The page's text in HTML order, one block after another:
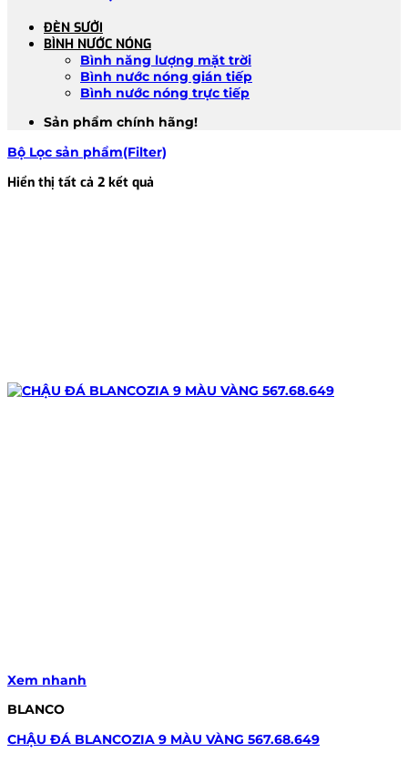
ĐÈN SƯỞI
BÌNH NƯỚC NÓNG
Bình năng lượng mặt trời
Bình nước nóng gián tiếp
Bình nước nóng trực tiếp
Sản phẩm chính hãng!
Bộ Lọc sản phẩm(Filter)
Hiển thị tất cả 2 kết quả
Xem nhanh
BLANCO
CHẬU ĐÁ BLANCOZIA 9 MÀU VÀNG 567.68.649